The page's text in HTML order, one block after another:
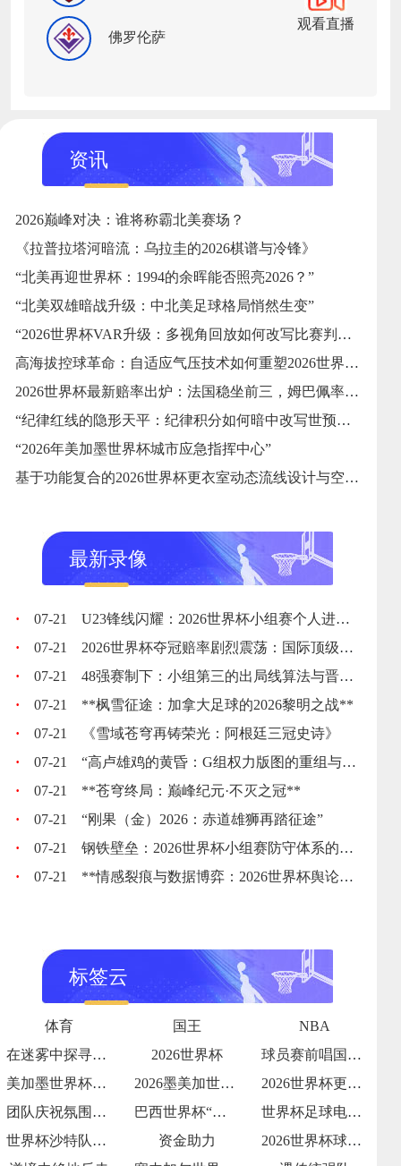
佛罗伦萨
观看直播
资讯
2026巅峰对决：谁将称霸北美赛场？
《拉普拉塔河暗流：乌拉圭的2026棋谱与冷锋》
“北美再迎世界杯：1994的余晖能否照亮2026？”
“北美双雄暗战升级：中北美足球格局悄然生变”
“2026世界杯VAR升级：多视角回放如何改写比赛判罚逻辑”
高海拔控球革命：自适应气压技术如何重塑2026世界杯用球标准
2026世界杯最新赔率出炉：法国稳坐前三，姆巴佩率队剑指卫冕
“纪律红线的隐形天平：纪律积分如何暗中改写世预赛出线格局”
“2026年美加墨世界杯城市应急指挥中心”
基于功能复合的2026世界杯更衣室动态流线设计与空间自适应优化策略
最新录像
· 07-21
U23锋线闪耀：2026世界杯小组赛个人进球全记录
·
07-21
2026世界杯夺冠赔率剧烈震荡：国际顶级机构最新榜单出炉
·
07-21
48强赛制下：小组第三的出局线算法与晋级门槛推演
·
07-21
**枫雪征途：加拿大足球的2026黎明之战**
·
07-21
《雪域苍穹再铸荣光：阿根廷三冠史诗》
·
07-21
“高卢雄鸡的黄昏：G组权力版图的重组与裂变”
·
07-21
**苍穹终局：巅峰纪元·不灭之冠**
·
07-21
“刚果（金）2026：赤道雄狮再踏征途”
·
07-21
钢铁壁垒：2026世界杯小组赛防守体系的极致博弈
·
07-21 **情感裂痕与数据博弈：2026世界杯舆论风暴的多维解构**
标签云
体育 国王
NBA
在迷雾中探寻破晓之光
2026世界杯
球员赛前唱国歌泪流满面瞬间
美加墨世界杯：历史上首次32强淘汰赛的签
2026墨美加世界杯：第四官员举牌补时与
2026世界杯更衣室狂欢视频流出
团队庆祝氛围拉满
巴西世界杯“门将发挥”：阿利松能否零封强
世界杯足球电竞青少年赛开打
世界杯沙特队：亚洲新贵
资金助力
2026世界杯球队团结一心